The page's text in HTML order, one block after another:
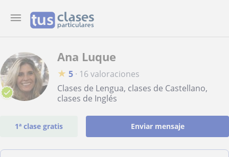
Ana Luque
★ 5 · 16 valoraciones
Clases de Lengua, clases de Castellano,
clases de Inglés
1ª clase gratis Enviar mensaje